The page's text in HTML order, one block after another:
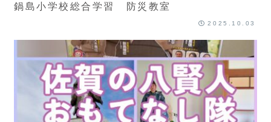
鍋島小学校総合学習 防災教室
2025.10.03